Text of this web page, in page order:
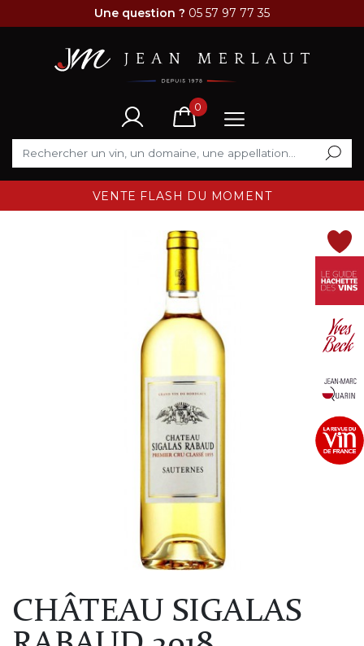
Une question ? 05 57 97 77 35
0
VENTE FLASH DU MOMENT
CHÂTEAU SIGALAS